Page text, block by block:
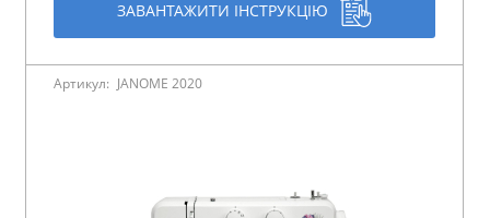
ЗАВАНТАЖИТИ ІНСТРУКЦІЮ
Артикул: JANOME 2020